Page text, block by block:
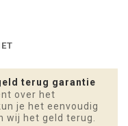
terug garantie
over het
je het eenvoudig
wij het geld terug.